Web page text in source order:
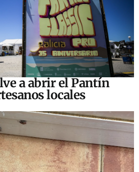
a abrir el Pantín
locales